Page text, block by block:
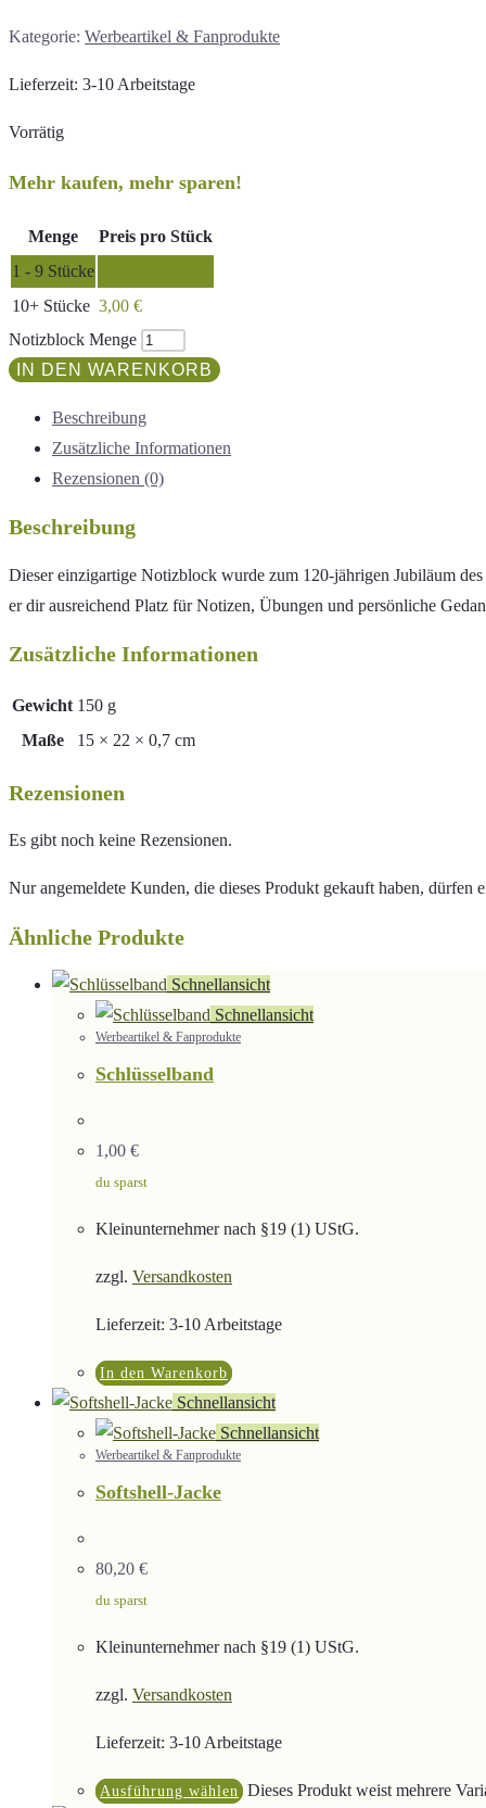
Kategorie: Werbeartikel & Fanprodukte
Lieferzeit: 3-10 Arbeitstage
Vorrätig
Mehr kaufen, mehr sparen!
Menge
Preis pro Stück
1 - 9 Stücke
10+ Stücke 3,00 €
Notizblock Menge
IN DEN WARENKORB
Beschreibung
Zusätzliche Informationen
Rezensionen (0)
Beschreibung
Dieser einzigartige Notizblock wurde zum 120-jährigen Jubiläum
er dir ausreichend Platz für Notizen, Übungen und persönliche
Zusätzliche Informationen
Gewicht 150 g
Maße
15 × 22 × 0,7 cm
Rezensionen
Es gibt noch keine Rezensionen.
Nur angemeldete Kunden, die dieses Produkt gekauft haben, dürfen
Ähnliche Produkte
Schnellansicht
Schnellansicht
Werbeartikel & Fanprodukte
Schlüsselband
1,00 €
du sparst
Kleinunternehmer nach §19 (1) UStG.
zzgl. Versandkosten
Lieferzeit: 3-10 Arbeitstage
In den Warenkorb
Schnellansicht
Schnellansicht
Werbeartikel & Fanprodukte
Softshell-Jacke
80,20 €
du sparst
Kleinunternehmer nach §19 (1) UStG.
zzgl. Versandkosten
Lieferzeit: 3-10 Arbeitstage
Ausführung wählen Dieses Produkt weist mehrere